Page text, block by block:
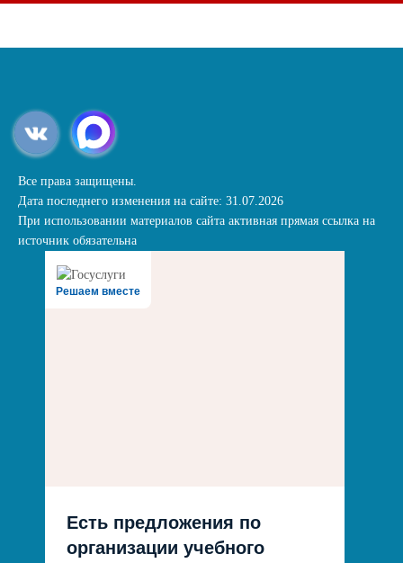
Все права защищены.
Дата последнего изменения на сайте: 31.07.2026
При использовании материалов сайта активная прямая ссылка на
источник обязательна
Решаем вместе
Есть предложения по
организации учебного